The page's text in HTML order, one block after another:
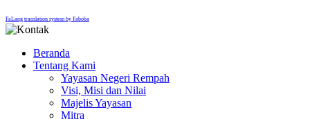
FaLang translation system by Faboba
Beranda
Tentang Kami
Yayasan Negeri Rempah
Visi, Misi dan Nilai
Majelis Yayasan
Mitra